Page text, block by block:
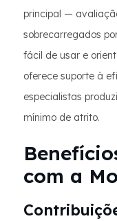
principal —
sobrecarregados
fácil de usar e
oferece suporte à
especialistas
mínimo de atrito.
com a